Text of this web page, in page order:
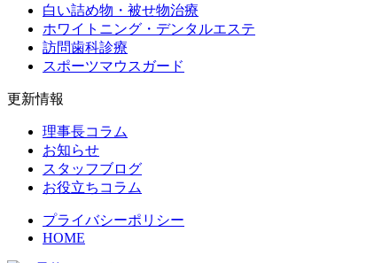
白い詰め物・被せ物治療
ホワイトニング・デンタルエステ
訪問歯科診療
スポーツマウスガード
更新情報
理事長コラム
お知らせ
スタッフブログ
お役立ちコラム
プライバシーポリシー
HOME